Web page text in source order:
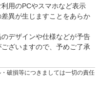
用のPCやスマホなど表示
異が生じますことをあらか
デザインや仕様などが予告
ざいますので、予めご了承
破損等につきましては一切の責任